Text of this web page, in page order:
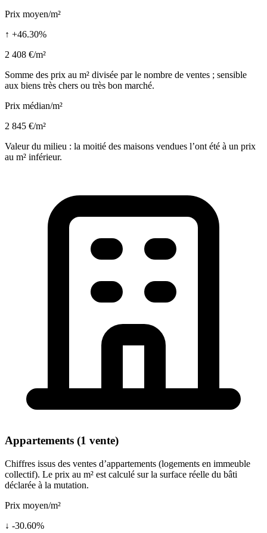
Prix moyen/m²
↑ +46.30%
2 408 €/m²
Somme des prix au m² divisée par le nombre de ventes ; sensible
aux biens très chers ou très bon marché.
Prix médian/m²
2 845 €/m²
Valeur du milieu : la moitié des maisons vendues l’ont été à un prix
au m² inférieur.
Appartements (1 vente)
Chiffres issus des ventes d’appartements (logements en immeuble
collectif). Le prix au m² est calculé sur la surface réelle du bâti
déclarée à la mutation.
Prix moyen/m²
↓ -30.60%